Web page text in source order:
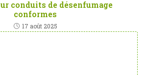
conduits de désenfumage
conformes
17 août 2025